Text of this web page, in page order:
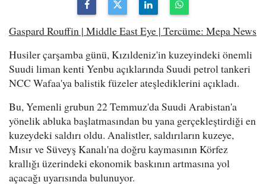
Gaspard Rouffin | Middle East Eye | Tercüme: Mepa News
Husiler çarşamba günü, Kızıldeniz'in kuzeyindeki önemli
Suudi liman kenti Yenbu açıklarında Suudi petrol tankeri
NCC Wafaa'ya balistik füzeler ateşlediklerini açıkladı.
Bu, Yemenli grubun 22 Temmuz'da Suudi Arabistan'a
yönelik abluka başlatmasından bu yana gerçekleştirdiği en
kuzeydeki saldırı oldu. Analistler, saldırıların kuzeye,
Mısır ve Süveyş Kanalı'na doğru kaymasının Körfez
krallığı üzerindeki ekonomik baskının artmasına yol
açacağı uyarısında bulunuyor.